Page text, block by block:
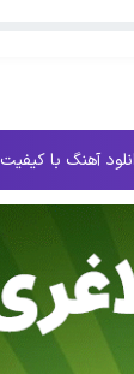
آهنگ با کیفیت